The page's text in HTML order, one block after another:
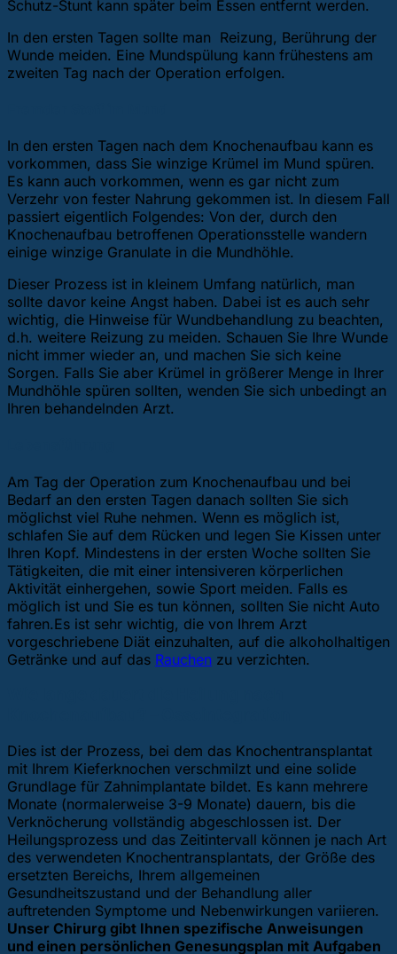
Schutz-Stunt kann später beim Essen entfernt werden.
In den ersten Tagen sollte man Reizung, Berührung der
Wunde meiden. Eine Mundspülung kann frühestens am
zweiten Tag nach der Operation erfolgen.
In den ersten Tagen nach dem Knochenaufbau kann es
vorkommen, dass Sie winzige Krümel im Mund spüren.
Es kann auch vorkommen, wenn es gar nicht zum
Verzehr von fester Nahrung gekommen ist. In diesem Fall
passiert eigentlich Folgendes: Von der, durch den
Knochenaufbau betroffenen Operationsstelle wandern
einige winzige Granulate in die Mundhöhle.
Dieser Prozess ist in kleinem Umfang natürlich, man
sollte davor keine Angst haben. Dabei ist es auch sehr
wichtig, die Hinweise für Wundbehandlung zu beachten,
d.h. weitere Reizung zu meiden. Schauen Sie Ihre Wunde
nicht immer wieder an, und machen Sie sich keine
Sorgen. Falls Sie aber Krümel in größerer Menge in Ihrer
Mundhöhle spüren sollten, wenden Sie sich unbedingt an
Ihren behandelnden Arzt.
Am Tag der Operation zum Knochenaufbau und bei
Bedarf an den ersten Tagen danach sollten Sie sich
möglichst viel Ruhe nehmen. Wenn es möglich ist,
schlafen Sie auf dem Rücken und legen Sie Kissen unter
Ihren Kopf. Mindestens in der ersten Woche sollten Sie
Tätigkeiten, die mit einer intensiveren körperlichen
Aktivität einhergehen, sowie Sport meiden. Falls es
möglich ist und Sie es tun können, sollten Sie nicht Auto
fahren.Es ist sehr wichtig, die von Ihrem Arzt
vorgeschriebene Diät einzuhalten, auf die alkoholhaltigen
Getränke und auf das Rauchen zu verzichten.
Dies ist der Prozess, bei dem das Knochentransplantat
mit Ihrem Kieferknochen verschmilzt und eine solide
Grundlage für Zahnimplantate bildet. Es kann mehrere
Monate (normalerweise 3-9 Monate) dauern, bis die
Verknöcherung vollständig abgeschlossen ist. Der
Heilungsprozess und das Zeitintervall können je nach Art
des verwendeten Knochentransplantats, der Größe des
ersetzten Bereichs, Ihrem allgemeinen
Gesundheitszustand und der Behandlung aller
auftretenden Symptome und Nebenwirkungen variieren.
Unser Chirurg gibt Ihnen spezifische Anweisungen
und einen persönlichen Genesungsplan mit Aufgaben